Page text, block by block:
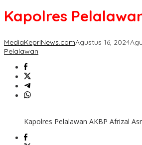
Kapolres
MediaKepriNews.comAgustus 16, 2024
Pelalawan
Kapolres Pelalawan AKBP Afrizal